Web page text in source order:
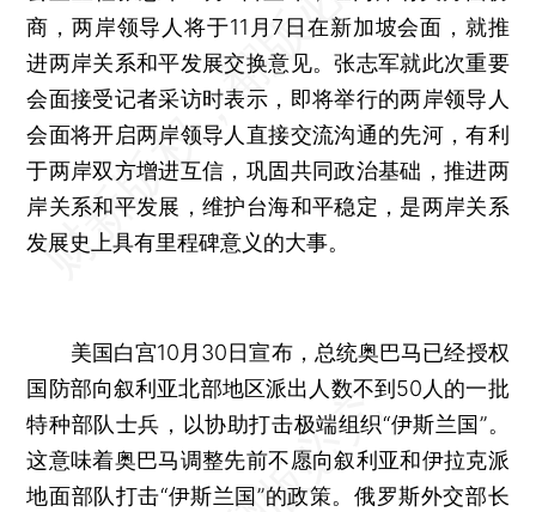
商，两岸领导人将于11月7日在新加坡会面，就推
进两岸关系和平发展交换意见。张志军就此次重要
会面接受记者采访时表示，即将举行的两岸领导人
会面将开启两岸领导人直接交流沟通的先河，有利
于两岸双方增进互信，巩固共同政治基础，推进两
岸关系和平发展，维护台海和平稳定，是两岸关系
发展史上具有里程碑意义的大事。
美国白宫10月30日宣布，总统奥巴马已经授权
国防部向叙利亚北部地区派出人数不到50人的一批
特种部队士兵，以协助打击极端组织“伊斯兰国”。
这意味着奥巴马调整先前不愿向叙利亚和伊拉克派
地面部队打击“伊斯兰国”的政策。俄罗斯外交部长